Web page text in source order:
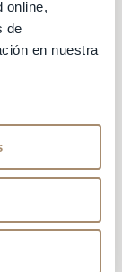
online,
de
en nuestra
algo
tu ciclo
logre